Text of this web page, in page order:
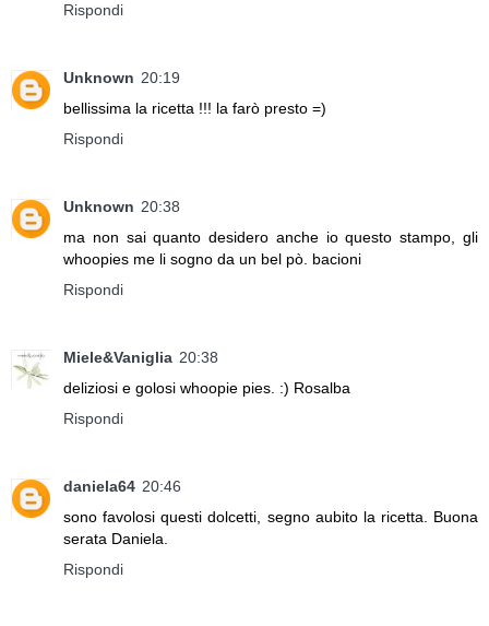
Rispondi
Unknown 20:19
bellissima la ricetta !!! la farò presto =)
Rispondi
Unknown 20:38
ma non sai quanto desidero anche io questo stampo, gli
whoopies me li sogno da un bel pò. bacioni
Rispondi
Miele&Vaniglia 20:38
deliziosi e golosi whoopie pies. :) Rosalba
Rispondi
daniela64 20:46
sono favolosi questi dolcetti, segno aubito la ricetta. Buona
serata Daniela.
Rispondi